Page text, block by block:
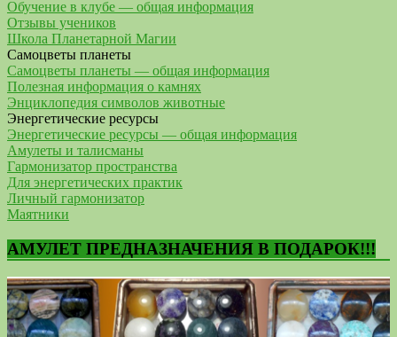
Обучение в клубе — общая информация
Отзывы учеников
Школа Планетарной Магии
Самоцветы планеты
Самоцветы планеты — общая информация
Полезная информация о камнях
Энциклопедия символов животные
Энергетические ресурсы
Энергетические ресурсы — общая информация
Амулеты и талисманы
Гармонизатор пространства
Для энергетических практик
Личный гармонизатор
Маятники
АМУЛЕТ ПРЕДНАЗНАЧЕНИЯ В ПОДАРОК!!!